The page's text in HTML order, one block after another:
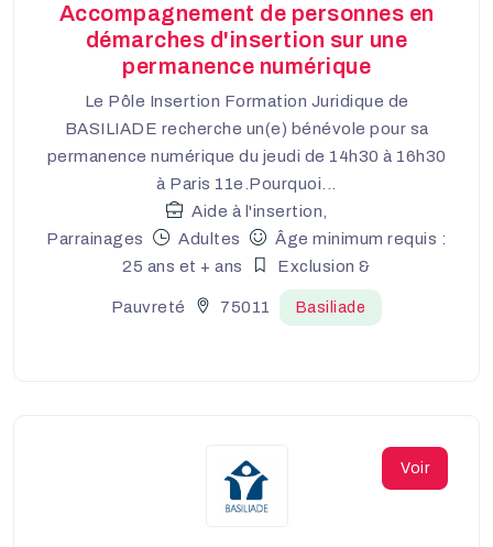
Accompagnement de personnes en
démarches d'insertion sur une
permanence numérique
Le Pôle Insertion Formation Juridique de
BASILIADE recherche un(e) bénévole pour sa
permanence numérique du jeudi de 14h30 à 16h30
à Paris 11e.Pourquoi...
Aide à l'insertion,
Parrainages
Adultes
Âge minimum requis :
25 ans et + ans
Exclusion &
Pauvreté 75011 Basiliade
Voir